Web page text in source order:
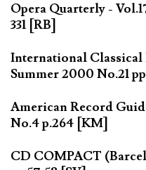
Opera Quarterly -
331 [RB]
International
Summer 2000 No.21
American Record
No.4 p.264 [KM]
CD COMPACT